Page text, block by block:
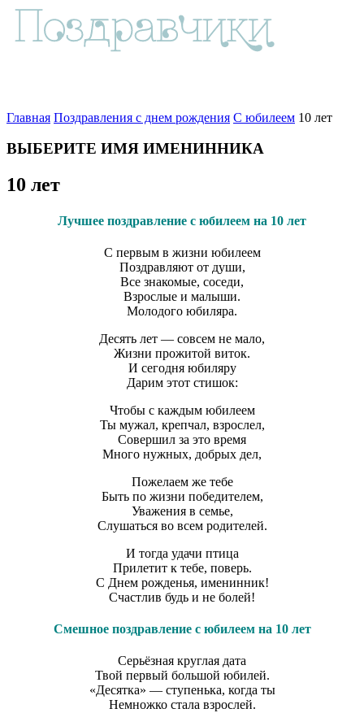
Главная Поздравления с днем рождения С юбилеем 10 лет
ВЫБЕРИТЕ ИМЯ ИМЕНИННИКА
10 лет
Лучшее поздравление с юбилеем на 10 лет
С первым в жизни юбилеем
Поздравляют от души,
Все знакомые, соседи,
Взрослые и малыши.
Молодого юбиляра.
Десять лет — совсем не мало,
Жизни прожитой виток.
И сегодня юбиляру
Дарим этот стишок:
Чтобы с каждым юбилеем
Ты мужал, крепчал, взрослел,
Совершил за это время
Много нужных, добрых дел,
Пожелаем же тебе
Быть по жизни победителем,
Уважения в семье,
Слушаться во всем родителей.
И тогда удачи птица
Прилетит к тебе, поверь.
С Днем рожденья, именинник!
Счастлив будь и не болей!
Смешное поздравление с юбилеем на 10 лет
Серьёзная круглая дата
Твой первый большой юбилей.
«Десятка» — ступенька, когда ты
Немножко стала взрослей.